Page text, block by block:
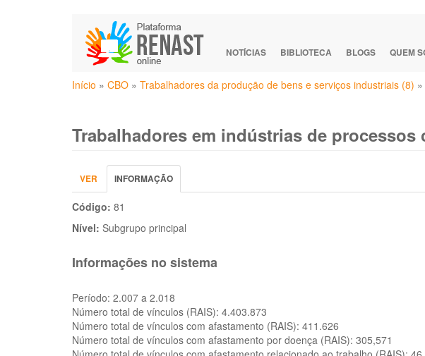
NOTÍCIAS BIBLIOTECA BLOGS QUEM
Você
Início » CBO » Trabalhadores da produção de bens e serviços industriais (8) »
Trabalhadores em indústrias de
Abas
primárias
VER INFORMAÇÃO
ATIVA)
Código: 81
Nível: Subgrupo principal
Informações no sistema
Período: 2.007 a 2.018
Número total de vínculos (RAIS): 4.403.873
Número total de vínculos com afastamento (RAIS): 411.626
Número total de vínculos com afastamento por doença (RAIS): 305,571